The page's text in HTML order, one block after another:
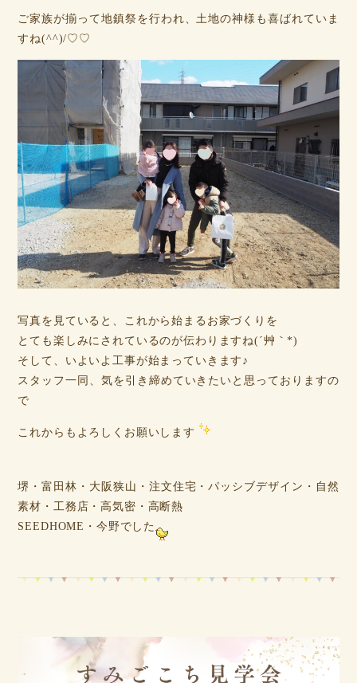
ご家族が揃って地鎮祭を行われ、土地の神様も喜ばれていま
すね(^^)/♡♡
写真を見ていると、これから始まるお家づくりを
とても楽しみにされているのが伝わりますね(´艸｀*)
そして、いよいよ工事が始まっていきます♪
スタッフ一同、気を引き締めていきたいと思っておりますの
で
これからもよろしくお願いします
堺・富田林・大阪狭山・注文住宅・パッシブデザイン・自然
素材・工務店・高気密・高断熱
SEEDHOME・今野でした